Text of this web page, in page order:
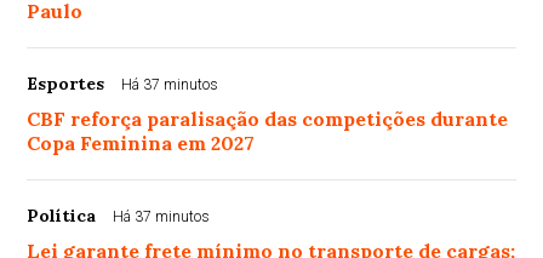
Paulo
Esportes Há 37 minutos
CBF reforça paralisação das competições durante
Copa Feminina em 2027
Política Há 37 minutos
Lei garante frete mínimo no transporte de cargas;